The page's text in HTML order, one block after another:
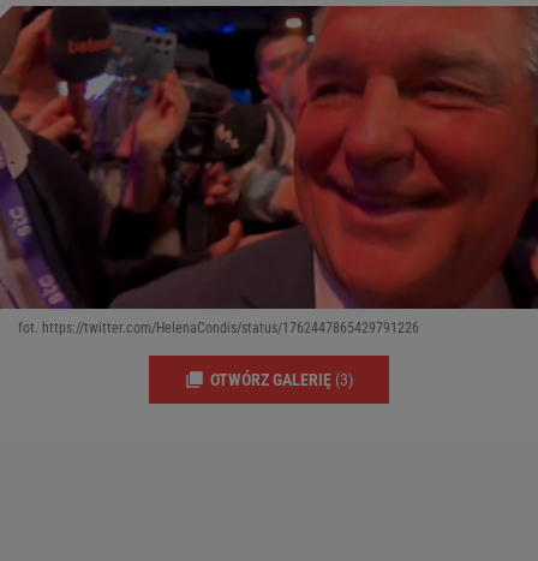
fot. https://twitter.com/HelenaCondis/status/1762447865429791226
OTWÓRZ GALERIĘ (3)